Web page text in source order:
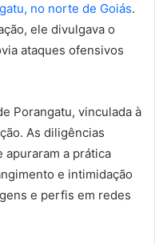
no norte de Goiás.
ele divulgava o
ataques ofensivos
Porangatu, vinculada à
As diligências
a prática
e intimidação
e perfis em redes